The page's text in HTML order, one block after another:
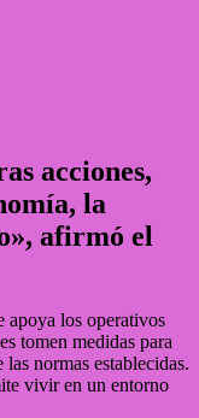
acciones,
la
afirmó el
apoya los operativos
tomen medidas para
normas establecidas.
vivir en un entorno